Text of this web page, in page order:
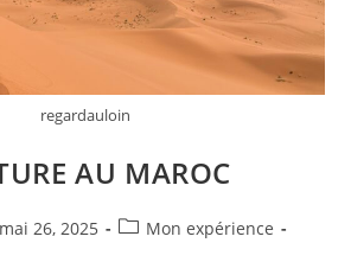
regardauloin
AU MAROC
mai 26, 2025
Mon expérience